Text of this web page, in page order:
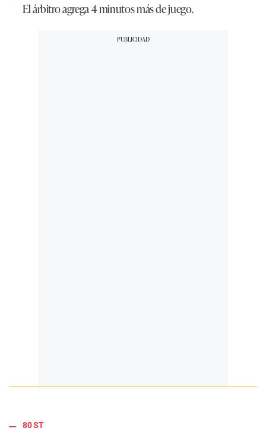
El árbitro agrega 4 minutos más de juego.
80 ST